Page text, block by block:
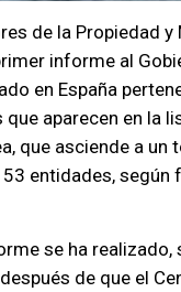
de la Propiedad y
informe al
en España
aparecen en la
que asciende a un
entidades, según
se ha realizado,
de que el